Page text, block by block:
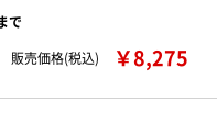
で
販売価格(税込)
￥8,275